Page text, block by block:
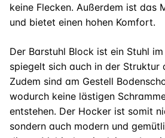
keine Flecken. Außerdem ist das
und bietet einen hohen Komfort.
Der Barstuhl Block ist ein Stuhl
spiegelt sich auch in der Struktur
Zudem sind am Gestell
wodurch keine lästigen
entstehen. Der Hocker ist somit
sondern auch modern und